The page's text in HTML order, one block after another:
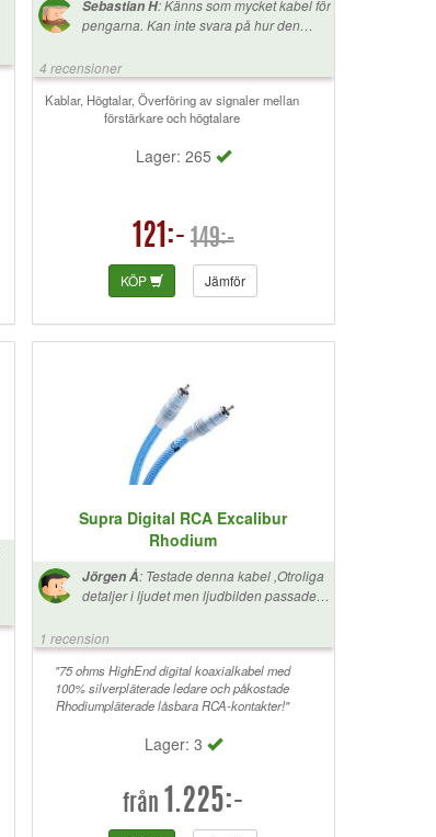
Sebastian H: Känns som mycket kabel för
pengarna. Kan inte svara på hur den
helt nytt system, har ingen referens.
4 recensioner
Kablar, Högtalar, Överföring av signaler mellan
förstärkare och högtalare
Lager: 265
121:- 149:-
KÖP Jämför
Supra Digital RCA Excalibur
Rhodium
Jörgen Å: Testade denna kabel ,Otroliga
detaljer i ljudet men ljudbilden passade
anläggning ,så jag kör vidare med min
Supra Trico coaxial kabel som jag
upplevde hade ett behagligare o varmare
ljud
1 recension
"75 ohms HighEnd digital koaxialkabel med
100% silverpläterade ledare och påkostade
Rhodiumpläterade låsbara RCA-kontakter!"
Lager: 3
från 1.225:-